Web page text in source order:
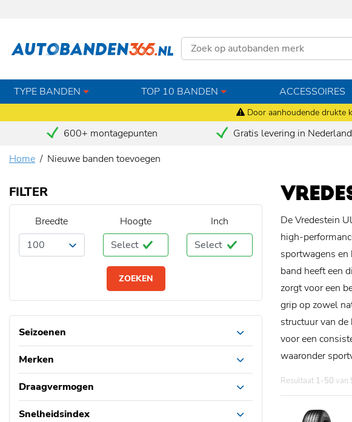
Door aanhoudende drukte
TYPE BANDEN TOP 10 BANDEN ACCESSOIRES
600+ montagepunten Gratis levering in
Home
Nieuwe banden toevoegen
FILTER
Breedte Hoogte Inch
ZOEKEN
Seizoenen
Merken
Draagvermogen
Snelheidsindex
De Vredestein
high-
sportwagens
band heeft een
zorgt voor een
grip op zowel
structuur van
voor een
waaronder
Resultaat 1-50 van